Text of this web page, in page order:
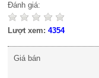
Đánh giá:
Lượt xem:4354
Giá bán